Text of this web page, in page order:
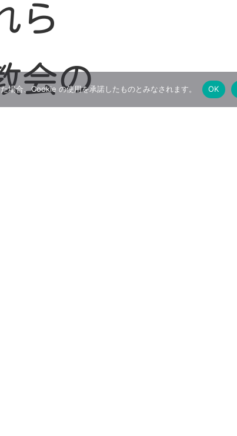
ら
会の
場合、Cookie の使用を承諾したものとみなされます。 OK